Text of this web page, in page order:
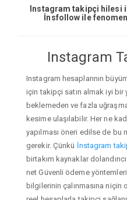
Instagram takipçi hilesi
İnsfollow ile
Instagram
Instagram hesaplarının
için takipçi satın almak iyi bir
beklemeden ve fazla
kesime ulaşılabilir. Her ne
yapılması öneri edilse de
gerekir. Çünkü İnstagram
birtakım kaynaklar
net Güvenli ödeme
bilgilerinin çalınmasına niçin